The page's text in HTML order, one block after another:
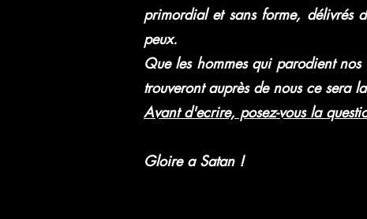
primordial et sans forme, délivrés
peux.
Que les hommes qui parodient
trouveront auprès de nous ce sera
Avant d'ecrire, posez-vous la
Gloire a Satan !